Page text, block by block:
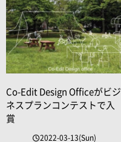
Co-Edit Design Officeがビジ
ネスプランコンテストで入
賞
2022-03-13(Sun)